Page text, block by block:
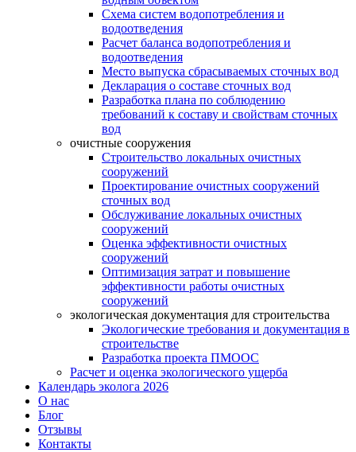
Схема систем водопотребления и
водоотведения
Расчет баланса водопотребления и
водоотведения
Место выпуска сбрасываемых сточных вод
Декларация о составе сточных вод
Разработка плана по соблюдению
требований к составу и свойствам сточных
вод
очистные сооружения
Строительство локальных очистных
сооружений
Проектирование очистных сооружений
сточных вод
Обслуживание локальных очистных
сооружений
Оценка эффективности очистных
сооружений
Оптимизация затрат и повышение
эффективности работы очистных
сооружений
экологическая документация для строительства
Экологические требования и документация в
строительстве
Разработка проекта ПМООС
Расчет и оценка экологического ущерба
Календарь эколога 2026
О нас
Блог
Отзывы
Контакты